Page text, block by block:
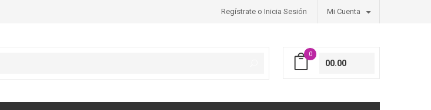
Regístrate o Inicia Sesión Mi Cuenta
0
00.00